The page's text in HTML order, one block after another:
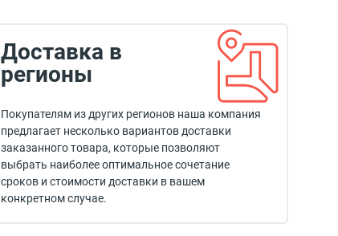
Доставка в
регионы
Покупателям из других регионов наша компания
предлагает несколько вариантов доставки
заказанного товара, которые позволяют
выбрать наиболее оптимальное сочетание
сроков и стоимости доставки в вашем
конкретном случае.